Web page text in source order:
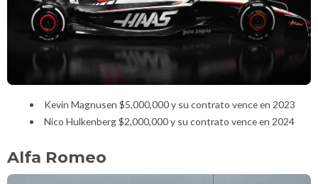
Kevin Magnusen $5,000,000 y su contrato vence en 2023
Nico Hulkenberg $2,000,000 y su contrato vence en 2024
Alfa Romeo